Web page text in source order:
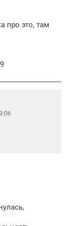
про это, там